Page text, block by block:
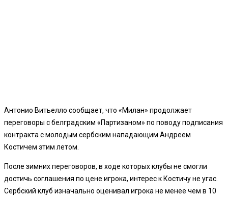
Антонио Витьелло сообщает, что «Милан» продолжает
переговоры с белградским «Партизаном» по поводу подписания
контракта с молодым сербским нападающим Андреем
Костичем этим летом.
После зимних переговоров, в ходе которых клубы не смогли
достичь соглашения по цене игрока, интерес к Костичу не угас.
Сербский клуб изначально оценивал игрока не менее чем в 10